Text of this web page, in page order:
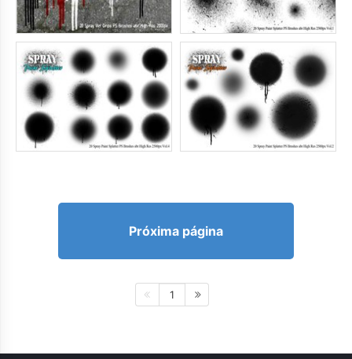
Próxima página
1